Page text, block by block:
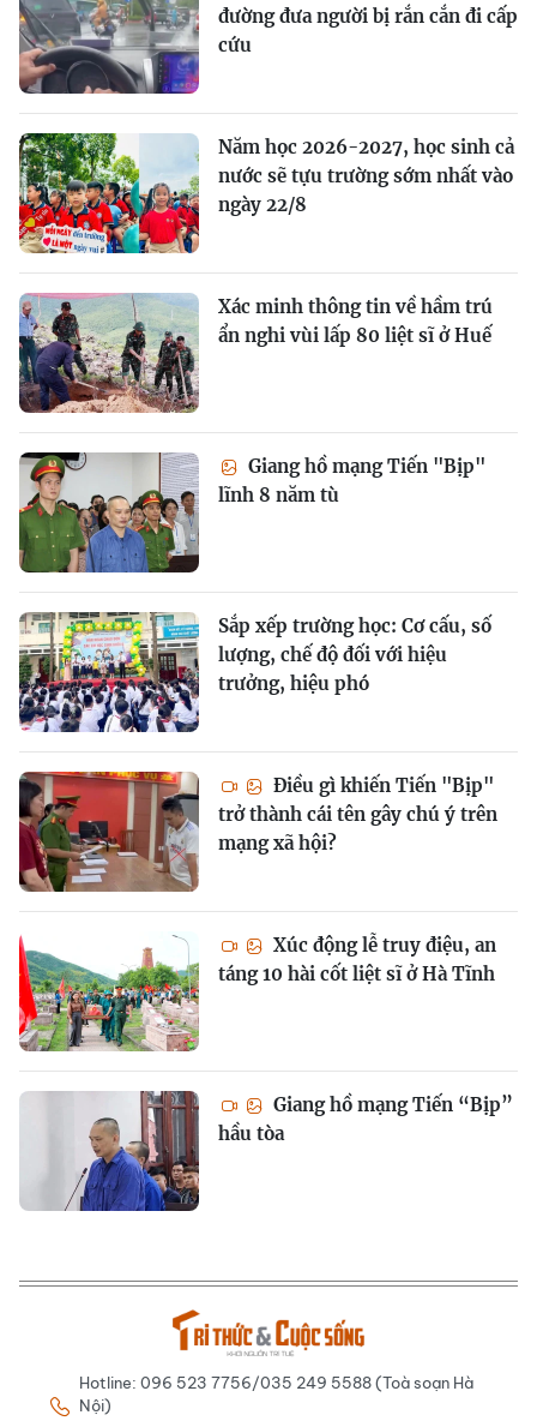
đường đưa người bị rắn cắn đi cấp
cứu
Năm học 2026-2027, học sinh cả
nước sẽ tựu trường sớm nhất vào
ngày 22/8
Xác minh thông tin về hầm trú
ẩn nghi vùi lấp 80 liệt sĩ ở Huế
Giang hồ mạng Tiến "Bịp"
lĩnh 8 năm tù
Sắp xếp trường học: Cơ cấu, số
lượng, chế độ đối với hiệu
trưởng, hiệu phó
Điều gì khiến Tiến "Bịp"
trở thành cái tên gây chú ý trên
mạng xã hội?
Xúc động lễ truy điệu, an
táng 10 hài cốt liệt sĩ ở Hà Tĩnh
Giang hồ mạng Tiến “Bịp”
hầu tòa
Hotline: 096 523 7756/035 249 5588 (Toà soạn Hà
Nội)